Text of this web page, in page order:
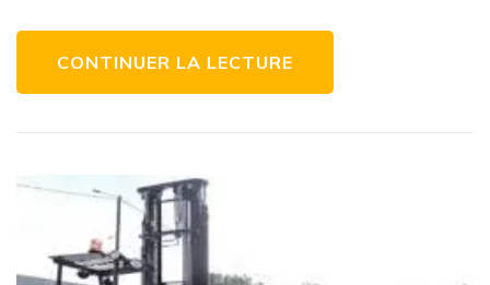
CONTINUER LA LECTURE